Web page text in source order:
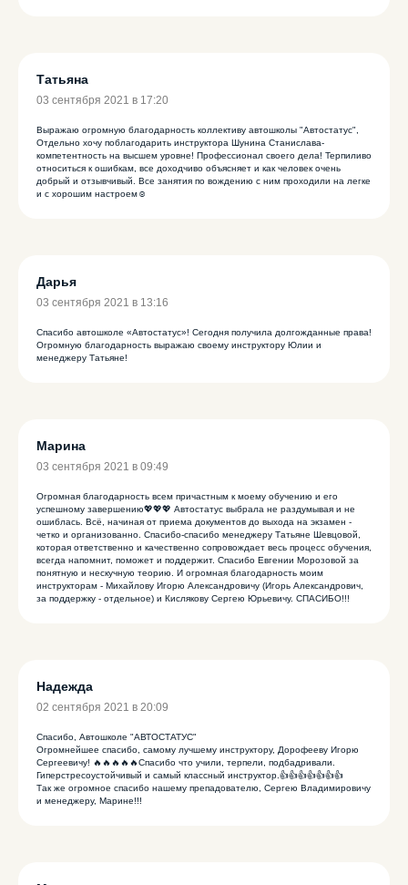
Татьяна
03 сентября 2021 в 17:20
Выражаю огромную благодарность коллективу автошколы "Автостатус",
Отдельно хочу поблагодарить инструктора Шунина Станислава-
компетентность на высшем уровне! Профессионал своего дела! Терпиливо
относиться к ошибкам, все доходчиво объясняет и как человек очень
добрый и отзывчивый. Все занятия по вождению с ним проходили на легке
и с хорошим настроем☺️
Дарья
03 сентября 2021 в 13:16
Спасибо автошколе «Автостатус»! Сегодня получила долгожданные права!
Огромную благодарность выражаю своему инструктору Юлии и
менеджеру Татьяне!
Марина
03 сентября 2021 в 09:49
Огромная благодарность всем причастным к моему обучению и его
успешному завершению💖💖💖 Автостатус выбрала не раздумывая и не
ошиблась. Всё, начиная от приема документов до выхода на экзамен -
четко и организованно. Спасибо-спасибо менеджеру Татьяне Шевцовой,
которая ответственно и качественно сопровождает весь процесс обучения,
всегда напомнит, поможет и поддержит. Спасибо Евгении Морозовой за
понятную и нескучную теорию. И огромная благодарность моим
инструкторам - Михайлову Игорю Александровичу (Игорь Александрович,
за поддержку - отдельное) и Кислякову Сергею Юрьевичу. СПАСИБО!!!
Надежда
02 сентября 2021 в 20:09
Спасибо, Автошколе "АВТОСТАТУС"
Огромнейшее спасибо, самому лучшему инструктору, Дорофееву Игорю
Сергеевичу! 🔥🔥🔥🔥🔥Спасибо что учили, терпели, подбадривали.
Гиперстресоустойчивый и самый классный инструктор.👍👍👍👍👍👍👍
Так же огромное спасибо нашему препадователю, Сергею Владимировичу
и менеджеру, Марине!!!